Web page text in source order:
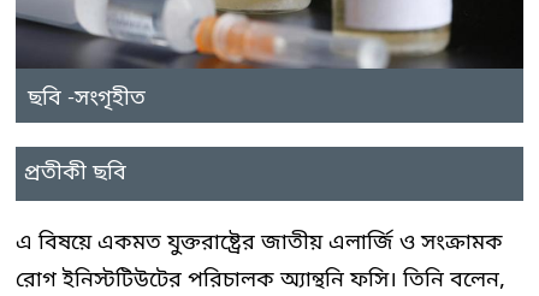
ছবি -সংগৃহীত
প্রতীকী ছবি
এ বিষয়ে একমত যুক্তরাষ্ট্রের জাতীয় এলার্জি ও সংক্রামক
রোগ ইনিস্টটিউটের পরিচালক অ্যান্থনি ফসি। তিনি বলেন,